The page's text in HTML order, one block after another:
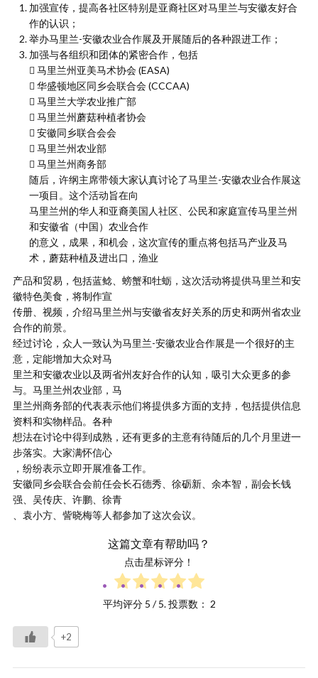
加强宣传，提高各社区特别是亚裔社区对马里兰与安徽友好合
作的认识；
举办马里兰-安徽农业合作展及开展随后的各种跟进工作；
加强与各组织和团体的紧密合作，包括
 马里兰州亚美马术协会 (EASA)
 华盛顿地区同乡会联合会 (CCCAA)
 马里兰大学农业推广部
 马里兰州蘑菇种植者协会
 安徽同乡联合会会
 马里兰州农业部
 马里兰州商务部
随后，许纲主席带领大家认真讨论了马里兰-安徽农业合作展这
一项目。这个活动旨在向
马里兰州的华人和亚裔美国人社区、公民和家庭宣传马里兰州
和安徽省（中国）农业合作
的意义，成果，和机会，这次宣传的重点将包括马产业及马
术，蘑菇种植及进出口，渔业
产品和贸易，包括蓝鲶、螃蟹和牡蛎，这次活动将提供马里兰和安
徽特色美食，将制作宣
传册、视频，介绍马里兰州与安徽省友好关系的历史和两州省农业
合作的前景。
经过讨论，众人一致认为马里兰-安徽农业合作展是一个很好的主
意，定能增加大众对马
里兰和安徽农业以及两省州友好合作的认知，吸引大众更多的参
与。马里兰州农业部，马
里兰州商务部的代表表示他们将提供多方面的支持，包括提供信息
资料和实物样品。各种
想法在讨论中得到成熟，还有更多的主意有待随后的几个月里进一
步落实。大家满怀信心
，纷纷表示立即开展准备工作。
安徽同乡会联合会前任会长石德秀、徐砺新、余本智，副会长钱
强、吴传庆、许鹏、徐青
、袁小方、訾晓梅等人都参加了这次会议。
这篇文章有帮助吗？
点击星标评分！
平均评分 5 / 5. 投票数： 2
+2